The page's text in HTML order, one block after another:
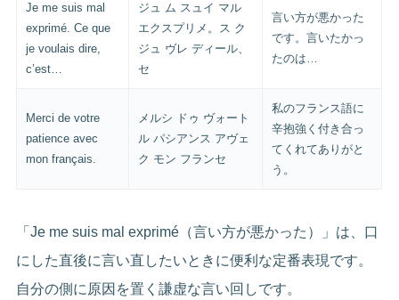
Je me suis mal
exprimé. Ce que
je voulais dire,
c’est…
ジュ ム スュイ マル
エクスプリメ。ス ク
ジュ ヴレ ディール、
セ
言い方が悪かった
です。言いたかっ
たのは…
Merci de votre
patience avec
mon français.
メルシ ドゥ ヴォート
ル パシアンス アヴェ
ク モン フランセ
私のフランス語に
辛抱強く付き合っ
てくれてありがと
う。
「Je me suis mal exprimé（言い方が悪かった）」は、口
にした直後に言い直したいときに便利な定番表現です。
自分の側に原因を置く謙虚な言い回しです。